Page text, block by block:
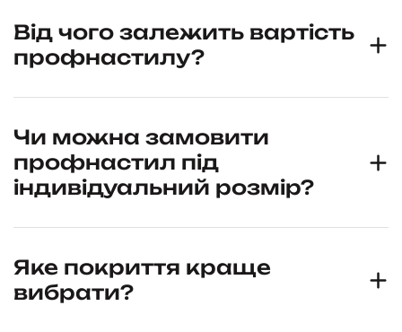
Від чого залежить вартість
профнастилу?
Чи можна замовити
профнастил під
індивідуальний розмір?
Яке покриття краще
вибрати?